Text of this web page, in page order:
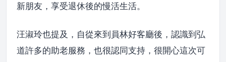
新朋友，享受退休後的慢活生活。
汪淑玲也提及，自從來到員林好客廳後，認識到弘
道許多的助老服務，也很認同支持，很開心這次可